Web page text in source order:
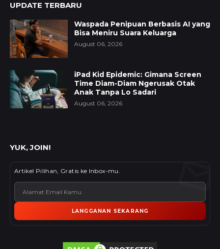
UPDATE TERBARU
Waspada Penipuan Berbasis AI yang
Bisa Meniru Suara Keluarga
August 06, 2026
iPad Kid Epidemic: Gimana Screen
Time Diam-Diam Ngerusak Otak
Anak Tanpa Lo Sadari
August 06, 2026
YUK, JOIN!
Artikel Pilihan, Gratis ke Inbox-mu.
LANGGANAN SEKARANG